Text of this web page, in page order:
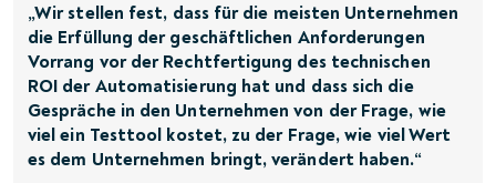
„Wir stellen fest, dass für die meisten Unternehmen
die Erfüllung der geschäftlichen Anforderungen
Vorrang vor der Rechtfertigung des technischen
ROI der Automatisierung hat und dass sich die
Gespräche in den Unternehmen von der Frage, wie
viel ein Testtool kostet, zu der Frage, wie viel Wert
es dem Unternehmen bringt, verändert haben.“